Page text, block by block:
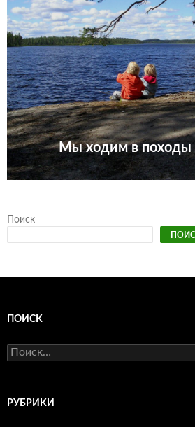
Мы ходим в походы
Поиск
ПОИСК
Найти:
РУБРИКИ